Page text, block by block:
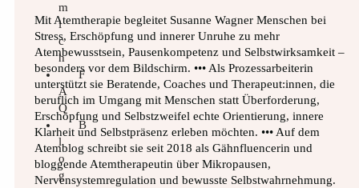
m
i
c
h
F
A
Q
B
l
o
g
Mit Atemtherapie begleitet Susanne Wagner Menschen bei
Stress, Erschöpfung und innerer Unruhe zu mehr
Atembewusstsein, Pausenkompetenz und Selbstwirksamkeit –
besonders vor dem Bildschirm. ••• Als Prozessarbeiterin
unterstützt sie Beratende, Coaches und Therapeut:innen, die
beruflich im Umgang mit Menschen statt Überforderung,
Erschöpfung und Selbstzweifel echte Orientierung, innere
Klarheit und Selbstpräsenz erleben möchten. ••• Auf dem
Atemblog schreibt sie seit 2018 als Gähnfluencerin und
bloggende Atemtherapeutin über Mikropausen,
Nervensystemregulation und bewusste Selbstwahrnehmung.